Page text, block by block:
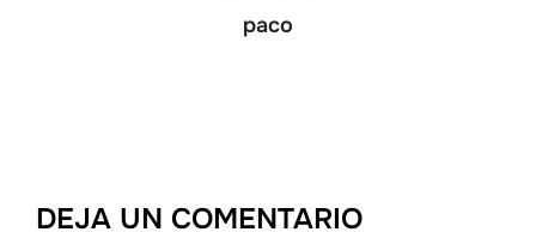
paco
DEJA UN COMENTARIO